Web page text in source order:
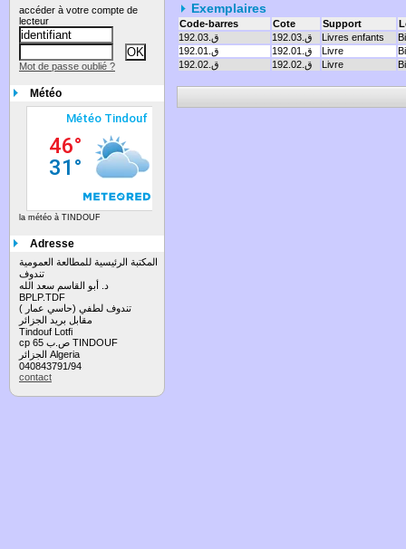
Exemplaires
Code-barres Cote Support
ق.192.03
192.ق.03 Livres enfants
192.ق.01
192.ق.01 Livre
192.ق.02
192.ق.02 Livre
accéder à votre compte de
lecteur
Mot de passe oublié ?
Météo
la météo à TINDOUF
Adresse
المكتبة الرئيسية للمطالعة العمومية
تندوف
د. أبو القاسم سعد الله
BPLP.TDF
تندوف لطفي (حاسي عمار )
مقابل بريد الجزائر
Tindouf Lotfi
cp 65 ص.ب TINDOUF
الجزائر Algeria
040843791/94
contact